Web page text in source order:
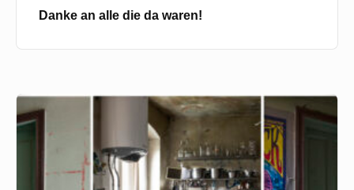
Danke an alle die da waren!
Sonntagsausstellung
&